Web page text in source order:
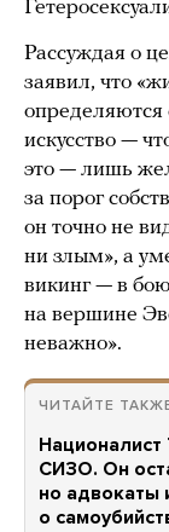
Рассуждая о
заявил, что
определяются
искусство —
это — лишь
за порог
он точно не
ни злым», а
викинг — в
на вершине
неважно».
ЧИТАЙТЕ
СИЗО. Он
но адвокаты
о